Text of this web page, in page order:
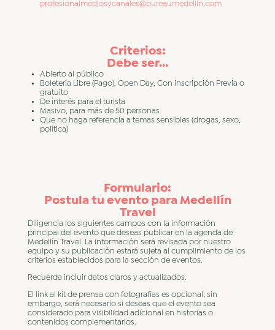
profesionalmediosycanales@bureaumedellin.com
Criterios:
Debe ser…
Abierto al público
Boletería Libre (Pago), Open Day, Con inscripción Previa o
gratuito
De interés para el turista
Masivo, para más de 50 personas
Que no haga referencia a temas sensibles (drogas, sexo,
política)
Formulario:
Postula tu evento para Medellín
Travel
Diligencia los siguientes campos con la información
principal del evento que deseas publicar en la agenda de
Medellín Travel. La información será revisada por nuestro
equipo y su publicación estará sujeta al cumplimiento de los
criterios establecidos para la sección de eventos.
Recuerda incluir datos claros y actualizados.
El link al kit de prensa con fotografías es opcional; sin
embargo, será necesario si deseas que el evento sea
considerado para visibilidad adicional en historias o
contenidos complementarios.